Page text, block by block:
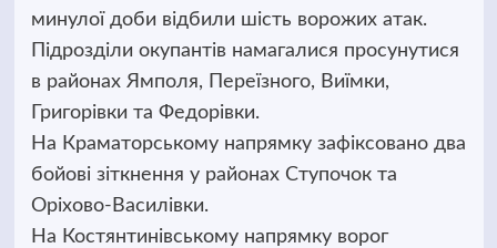
минулої доби відбили шість ворожих атак.
Підрозділи окупантів намагалися просунутися
в районах Ямполя, Переїзного, Виїмки,
Григорівки та Федорівки.
На Краматорському напрямку зафіксовано два
бойові зіткнення у районах Ступочок та
Оріхово-Василівки.
На Костянтинівському напрямку ворог